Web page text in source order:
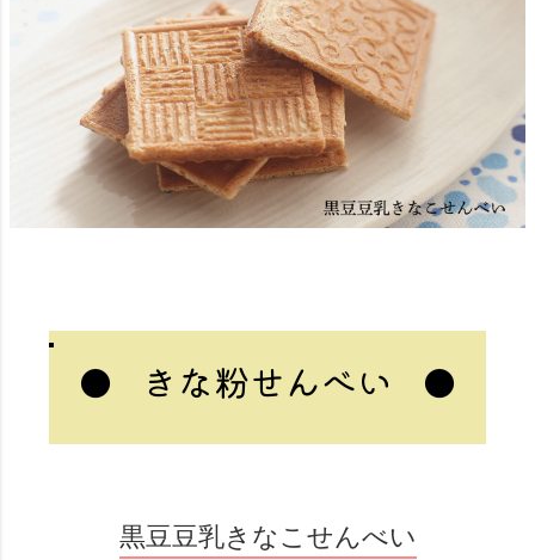
● きな粉せんべい ●
黒豆豆乳きなこせんべい